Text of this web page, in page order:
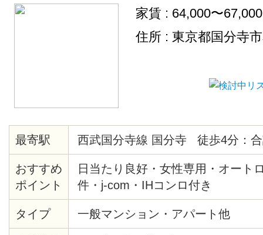
家賃 : 64,000〜
住所 : 東京都国分寺
最寄駅 西武国分寺線 国分寺 徒歩4分：
おすすめ
ポイント
日当たり良好・女性専用・オート
件・j-com・IHコンロ付き
タイプ 一般マンション・アパート他